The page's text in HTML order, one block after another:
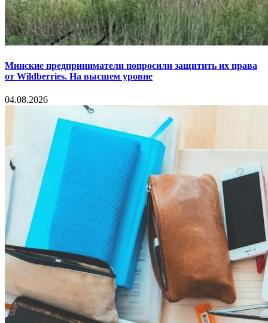
Минские предприниматели попросили защитить их права
от Wildberries. На высшем уровне
04.08.2026